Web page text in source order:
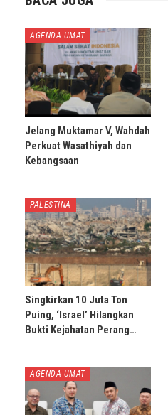
AGENDA UMAT
Jelang Muktamar V, Wahdah
Perkuat Wasathiyah dan
Kebangsaan
PALESTINA
Singkirkan 10 Juta Ton
Puing, ‘Israel’ Hilangkan
Bukti Kejahatan Perang…
AGENDA UMAT